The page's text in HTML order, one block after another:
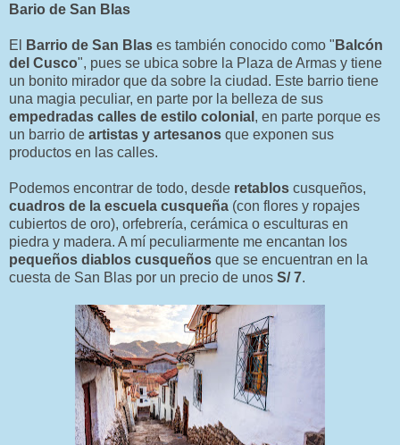
Bario de San Blas
El Barrio de San Blas es también conocido como " Balcón
del Cusco", pues se ubica sobre la Plaza de Armas y tiene
un bonito mirador que da sobre la ciudad. Este barrio tiene
una magia peculiar, en parte por la belleza de sus
empedradas calles de estilo colonial , en parte porque es
un barrio de artistas y artesanos que exponen sus
productos en las calles.
Podemos encontrar de todo, desde retablos cusqueños,
cuadros de la escuela cusqueña (con flores y ropajes
cubiertos de oro), orfebrería, cerámica o esculturas en
piedra y madera. A mí peculiarmente me encantan los
pequeños diablos cusqueños que se encuentran en la
cuesta de San Blas por un precio de unos S/ 7.